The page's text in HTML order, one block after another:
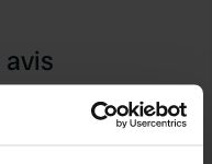
aux autres ce que